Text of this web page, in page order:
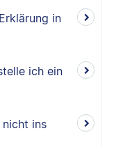
in
ich ein
nicht ins